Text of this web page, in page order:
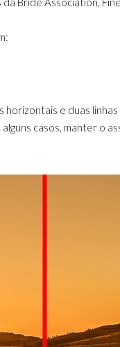
horizontais e duas
casos, manter o